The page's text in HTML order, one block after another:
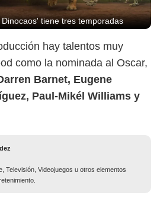
tiene tres temporadas
hay talentos muy
como la nominada al Oscar,
Barnet, Eugene
Paul-Mikél Williams y
Televisión, Videojuegos u otros elementos